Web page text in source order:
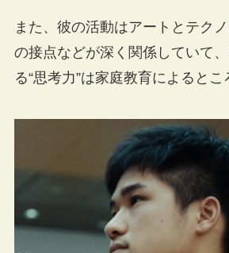
また、彼の活動はアートとテク
の接点などが深く関係していて
る“思考力”は家庭教育によるとこ